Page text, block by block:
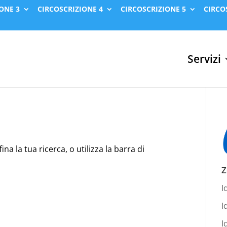
3 CIRCOSCRIZIONE 4 CIRCOSCRIZIONE 5
Servizi
la tua ricerca, o utilizza la barra di